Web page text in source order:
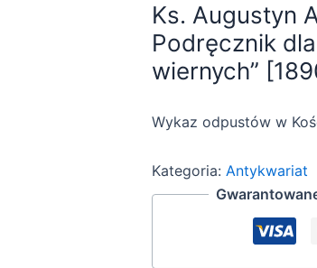
Ks. Augustyn
Podręcznik
wiernych”
Wykaz odpustów w
Kategoria: Antykwariat